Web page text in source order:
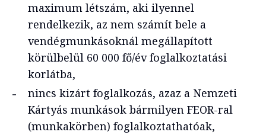
maximum létszám, aki ilyennel
rendelkezik, az nem számít bele a
vendégmunkásoknál megállapított
körülbelül 60 000 fő/év foglalkoztatási
korlátba,
nincs kizárt foglalkozás, azaz a Nemzeti
Kártyás munkások bármilyen FEOR-ral
(munkakörben) foglalkoztathatóak,